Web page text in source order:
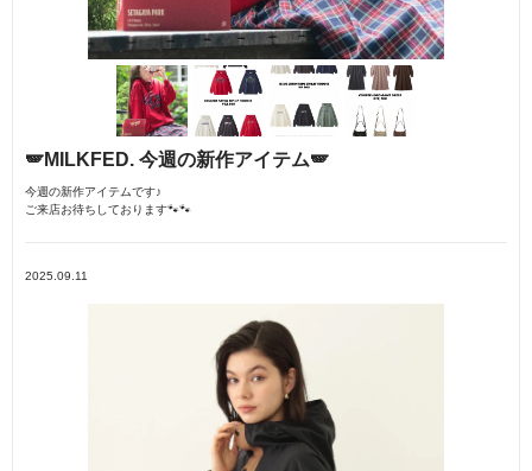
🪽MILKFED. 今週の新作アイテム🪽
今週の新作アイテムです♪
ご来店お待ちしております🐾🐾
2025.09.11